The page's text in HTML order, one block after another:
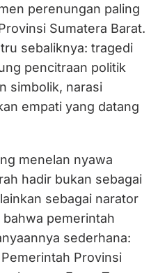
perenungan paling
Sumatera Barat.
sebaliknya: tragedi
pencitraan politik
simbolik, narasi
empati yang datang
menelan nyawa
hadir bukan sebagai
sebagai narator
pemerintah
sederhana:
Provinsi